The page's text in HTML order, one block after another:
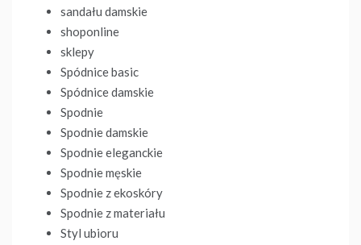
sandału damskie
shoponline
sklepy
Spódnice basic
Spódnice damskie
Spodnie
Spodnie damskie
Spodnie eleganckie
Spodnie męskie
Spodnie z ekoskóry
Spodnie z materiału
Styl ubioru